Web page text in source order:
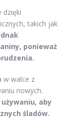
dzięki
takich jak
ponieważ
w walce z
nowych.
aby
śladów.